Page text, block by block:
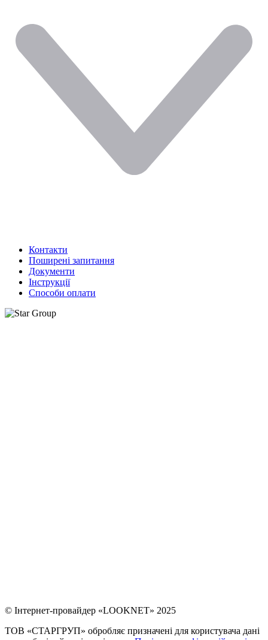
Контакти
Поширені запитання
Документи
Інструкції
Способи оплати
© Інтернет-провайдер «LOOKNET» 2025
ТОВ «СТАРГРУП» обробляє призначені для користувача дані